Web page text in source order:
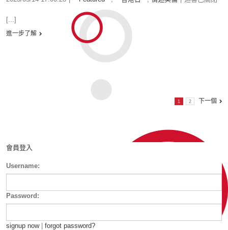
[...]
進一步了解
1 2 下一個
會員登入
Username:
Password:
signup now| forgot password?